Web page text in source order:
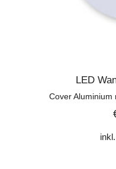
LED
Cover Aluminium